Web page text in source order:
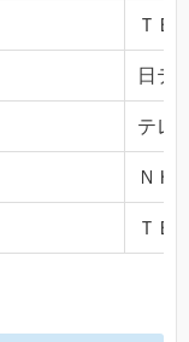
ＴＢ
日テ
テレ
ＮＨ
ＴＢ